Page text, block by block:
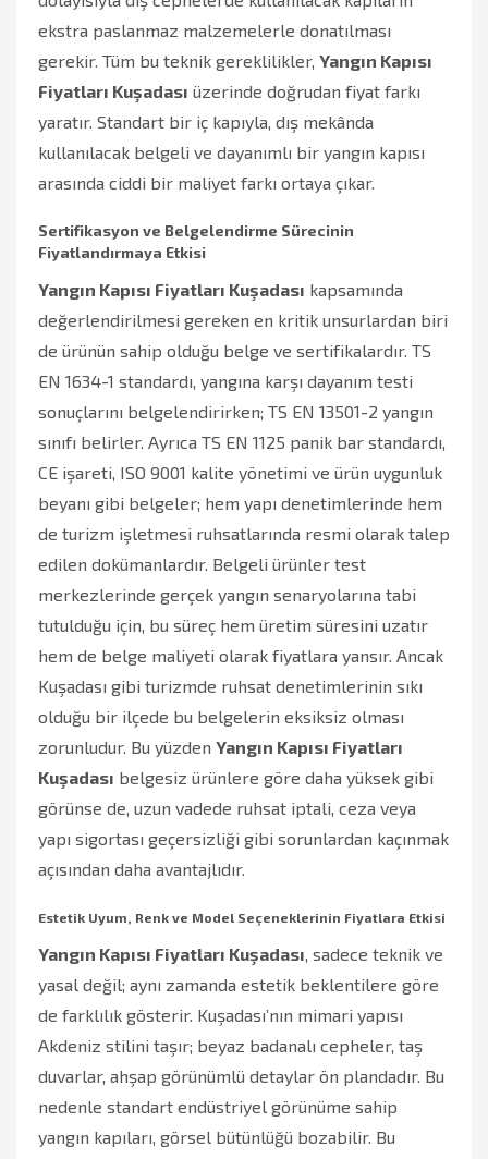
ekstra paslanmaz malzemelerle donatılması
gerekir. Tüm bu teknik gereklilikler, Yangın Kapısı
Fiyatları Kuşadası üzerinde doğrudan fiyat farkı
yaratır. Standart bir iç kapıyla, dış mekânda
kullanılacak belgeli ve dayanımlı bir yangın kapısı
arasında ciddi bir maliyet farkı ortaya çıkar.
Sertifikasyon ve Belgelendirme Sürecinin
Fiyatlandırmaya Etkisi
Yangın Kapısı Fiyatları Kuşadası kapsamında
değerlendirilmesi gereken en kritik unsurlardan biri
de ürünün sahip olduğu belge ve sertifikalardır. TS
EN 1634-1 standardı, yangına karşı dayanım testi
sonuçlarını belgelendirirken; TS EN 13501-2 yangın
sınıfı belirler. Ayrıca TS EN 1125 panik bar standardı,
CE işareti, ISO 9001 kalite yönetimi ve ürün uygunluk
beyanı gibi belgeler; hem yapı denetimlerinde hem
de turizm işletmesi ruhsatlarında resmi olarak talep
edilen dokümanlardır. Belgeli ürünler test
merkezlerinde gerçek yangın senaryolarına tabi
tutulduğu için, bu süreç hem üretim süresini uzatır
hem de belge maliyeti olarak fiyatlara yansır. Ancak
Kuşadası gibi turizmde ruhsat denetimlerinin sıkı
olduğu bir ilçede bu belgelerin eksiksiz olması
zorunludur. Bu yüzden Yangın Kapısı Fiyatları
Kuşadası belgesiz ürünlere göre daha yüksek gibi
görünse de, uzun vadede ruhsat iptali, ceza veya
yapı sigortası geçersizliği gibi sorunlardan kaçınmak
açısından daha avantajlıdır.
Estetik Uyum, Renk ve Model Seçeneklerinin Fiyatlara Etkisi
Yangın Kapısı Fiyatları Kuşadası, sadece teknik ve
yasal değil; aynı zamanda estetik beklentilere göre
de farklılık gösterir. Kuşadası’nın mimari yapısı
Akdeniz stilini taşır; beyaz badanalı cepheler, taş
duvarlar, ahşap görünümlü detaylar ön plandadır. Bu
nedenle standart endüstriyel görünüme sahip
yangın kapıları, görsel bütünlüğü bozabilir. Bu